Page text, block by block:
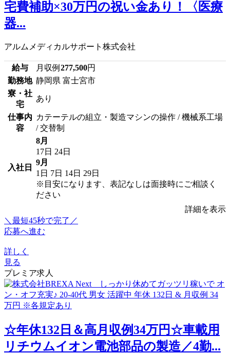
宅費補助×30万円の祝い金あり！〈医療
器...
アルムメディカルサポート株式会社
給与 月収例 277,500円
勤務地 静岡県 富士宮市
寮・社
宅
あり
仕事内
容
カテーテルの組立・製造マシンの操作 / 機械系工場
/ 交替制
入社日
8月
17日 24日
9月
1日 7日 14日 29日
※目安になります、表記なしは面接時にご相談く
ださい
詳細を表示
＼最短45秒で完了／
応募へ進む
詳しく
見る
プレミア求人
☆年休132日＆高月収例34万円☆車載用
リチウムイオン電池部品の製造／4勤...